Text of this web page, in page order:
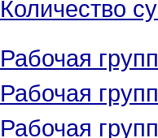
Рабочая
Рабочая
Рабочая